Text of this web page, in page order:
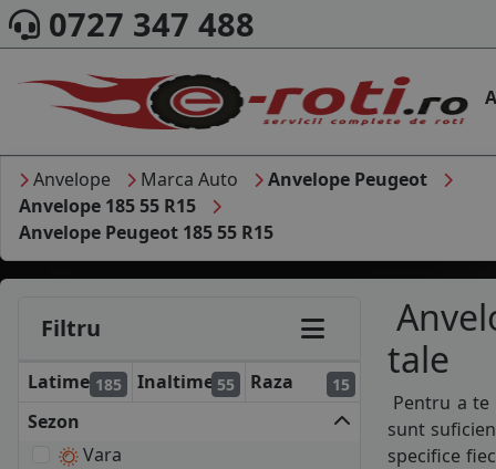
0727 347 488
Anvelope Marca Auto
Anvelope Peugeot
Anvelope 185 55 R15
Anvelope Peugeot 185 55 R15
Filtru
Latime 185 Inaltime 55 Raza 15
Sezon
Vara
tale
Pentru a
sunt
specifice